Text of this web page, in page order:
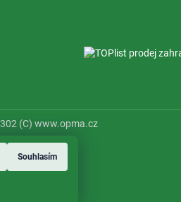
Souhlasím
(C) www.opma.cz